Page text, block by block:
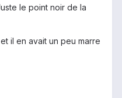
le point noir de la
il en avait un peu marre